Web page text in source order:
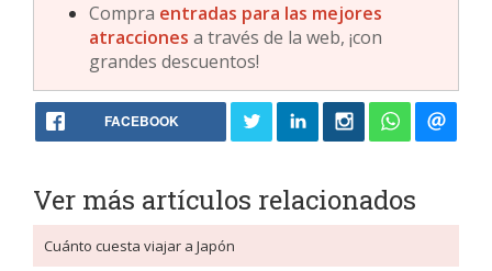
Compra entradas para las mejores
atracciones a través de la web, ¡con
grandes descuentos!
FACEBOOK
Ver más artículos relacionados
Cuánto cuesta viajar a Japón